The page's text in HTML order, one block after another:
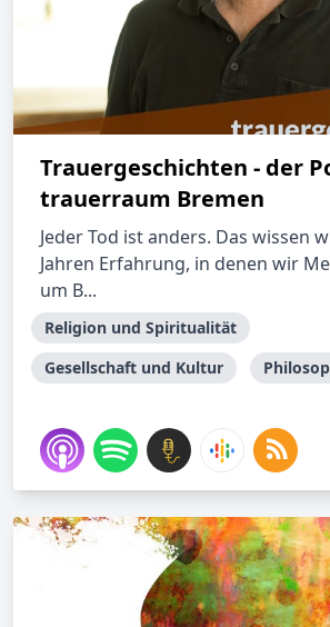
Trauergeschichten - der
trauerraum Bremen
Jeder Tod ist anders. Das wissen
Jahren Erfahrung, in denen wir
um B...
Religion und Spiritualität
Gesellschaft und Kultur